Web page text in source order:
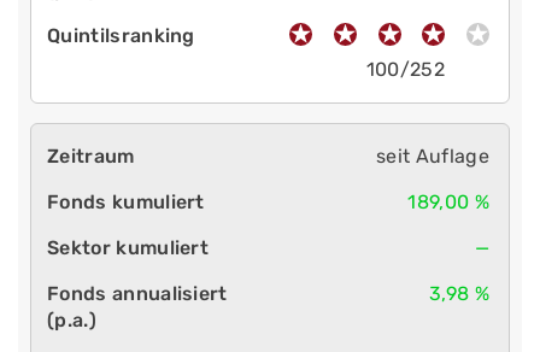
100/252
seit Auflage
189,00 %
—
3,98 %